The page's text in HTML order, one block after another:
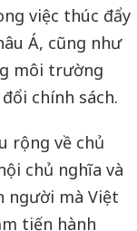
việc thúc đẩy
Á, cũng như
môi trường
chính sách.
rộng về chủ
chủ nghĩa và
người mà Việt
tiến hành